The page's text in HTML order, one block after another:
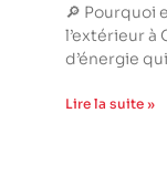
🔎 Pourquoi
l’extérieur à
d’énergie qui
Lire la suite »